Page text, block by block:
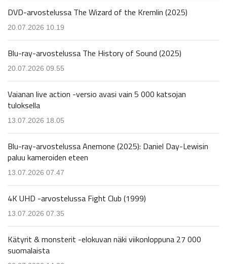
DVD-arvostelussa The Wizard of the Kremlin (2025)
20.07.2026 10.19
Blu-ray-arvostelussa The History of Sound (2025)
20.07.2026 09.55
Vaianan live action -versio avasi vain 5 000 katsojan
tuloksella
13.07.2026 18.05
Blu-ray-arvostelussa Anemone (2025): Daniel Day-Lewisin
paluu kameroiden eteen
13.07.2026 07.47
4K UHD -arvostelussa Fight Club (1999)
13.07.2026 07.35
Kätyrit & monsterit -elokuvan näki viikonloppuna 27 000
suomalaista